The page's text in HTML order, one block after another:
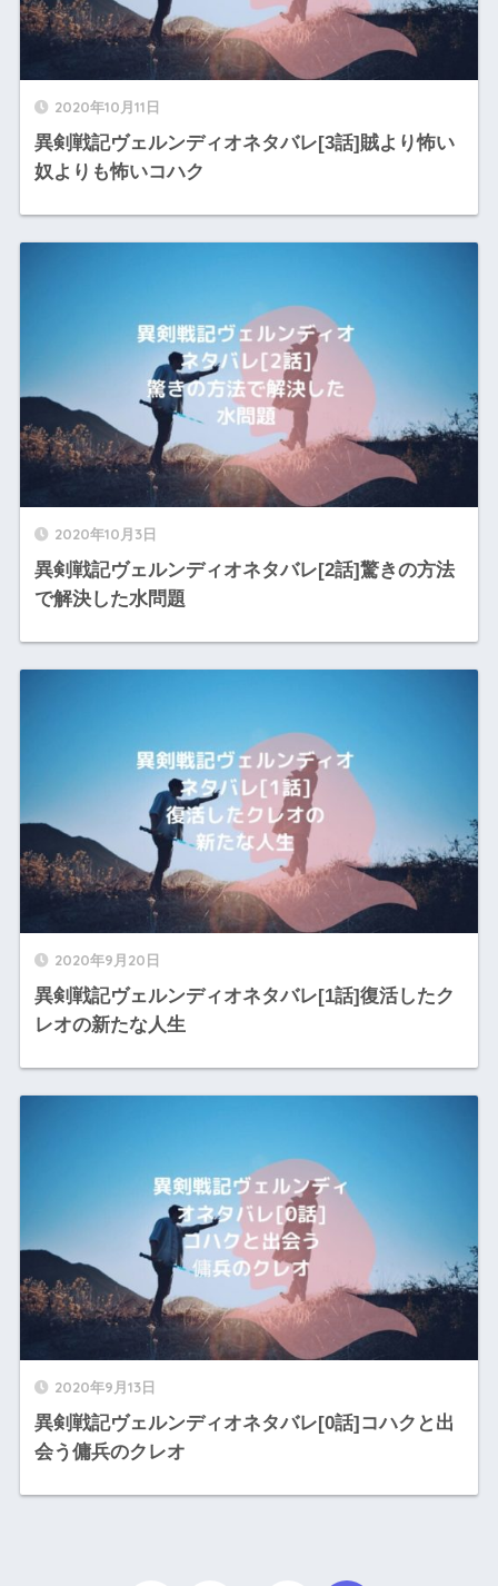
2020年10月11日
異剣戦記ヴェルンディオネタバレ[3話]賊より怖い
奴よりも怖いコハク
2020年10月3日
異剣戦記ヴェルンディオネタバレ[2話]驚きの方法
で解決した水問題
2020年9月20日
異剣戦記ヴェルンディオネタバレ[1話]復活したク
レオの新たな人生
2020年9月13日
異剣戦記ヴェルンディオネタバレ[0話]コハクと出
会う傭兵のクレオ